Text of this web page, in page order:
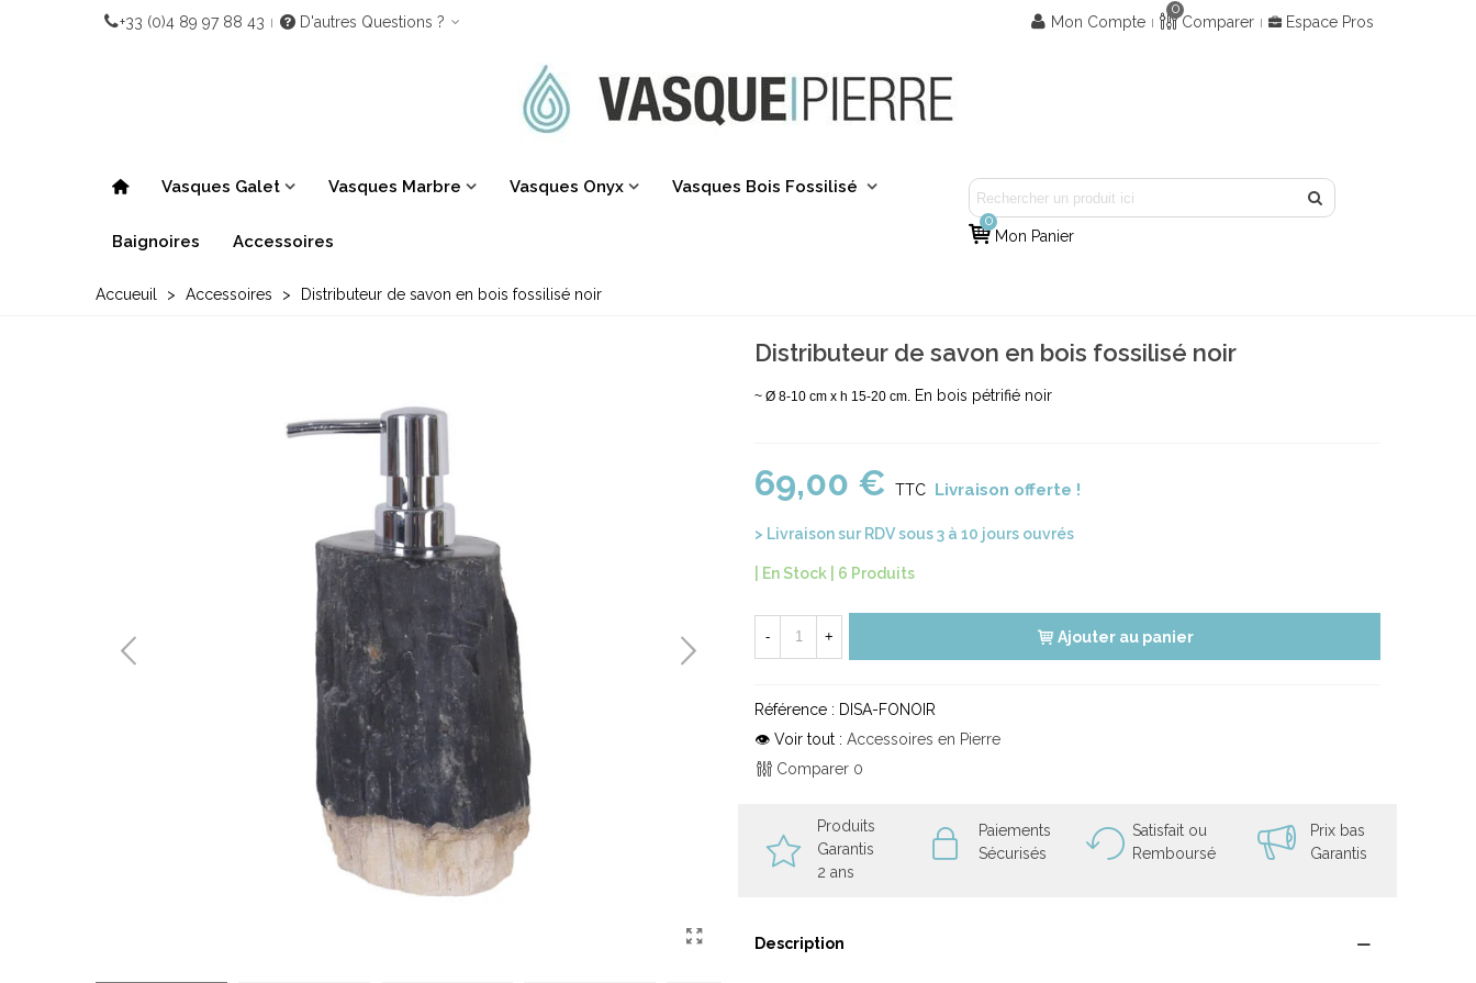
+33 (0)4 89 97 88 43 D'autres Questions ? Mon Compte
0
Comparer Espace Pros
Vasques Galet Vasques Marbre Vasques Onyx Vasques Bois Fossilisé
Baignoires Accessoires
0
Mon Panier
Accueuil > Accessoires > Distributeur de savon en bois fossilisé noir
Distributeur de savon en bois fossilisé noir
~ Ø 8-10 cm x h 15-20 cm. En bois pétrifié noir
69,00 € TTC Livraison offerte !
> Livraison sur RDV sous 3 à 10 jours ouvrés
| En Stock | 6 Produits
- + Ajouter au panier
Référence : DISA-FONOIR
👁 Voir tout : Accessoires en Pierre
Comparer 0
Produits
Garantis
2 ans
Paiements
Sécurisés
Satisfait ou
Remboursé
Prix bas
Garantis
Description